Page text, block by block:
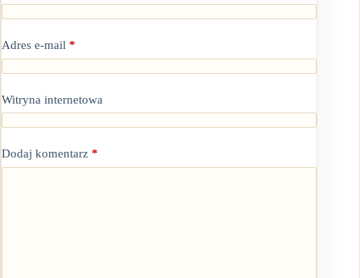
Adres e-mail *
Witryna internetowa
Dodaj komentarz *